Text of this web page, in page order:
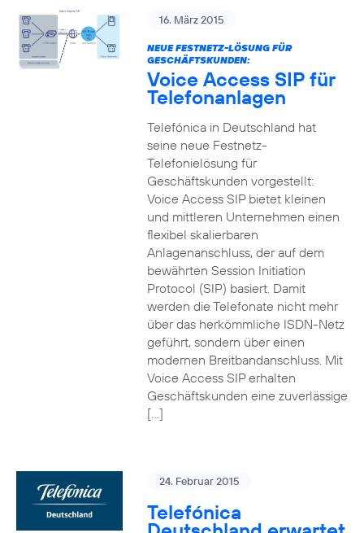
16. März 2015
NEUE FESTNETZ-LÖSUNG FÜR
GESCHÄFTSKUNDEN:
Voice Access SIP für
Telefonanlagen
Telefónica in Deutschland hat
seine neue Festnetz-
Telefonielösung für
Geschäftskunden vorgestellt:
Voice Access SIP bietet kleinen
und mittleren Unternehmen einen
flexibel skalierbaren
Anlagenanschluss, der auf dem
bewährten Session Initiation
Protocol (SIP) basiert. Damit
werden die Telefonate nicht mehr
über das herkömmliche ISDN-Netz
geführt, sondern über einen
modernen Breitbandanschluss. Mit
Voice Access SIP erhalten
Geschäftskunden eine zuverlässige
[…]
24. Februar 2015
Telefónica